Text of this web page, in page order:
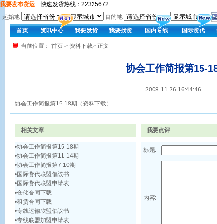
我要发布货运 快速发货热线：22325672
起始地
目的地
首页
资讯中心 我要发货 我要找货 国内专线 国际货代
当前位置： 首页 > 资料下载> 正文
协会工作简报第15-
2008-11-26 16:44:46
协会工作简报第15-18期 （资料下载）
相关文章 我要点评
•协会工作简报第15-18期
•协会工作简报第11-14期
•协会工作简报第7-10期
•国际货代联盟倡议书
•国际货代联盟申请表
•仓储合同下载
•租赁合同下载
•专线运输联盟倡议书
•专线联盟加盟申请表
标题:
内容: